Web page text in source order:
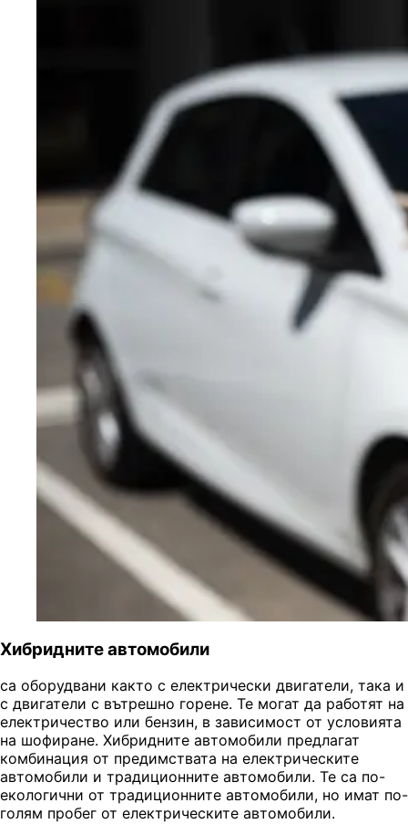
Хибридните автомобили
са оборудвани както с електрически двигатели, така и
с двигатели с вътрешно горене. Те могат да работят на
електричество или бензин, в зависимост от условията
на шофиране. Хибридните автомобили предлагат
комбинация от предимствата на електрическите
автомобили и традиционните автомобили. Те са по-
екологични от традиционните автомобили, но имат по-
голям пробег от електрическите автомобили.